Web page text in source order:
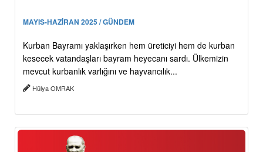
MAYIS-HAZİRAN 2025 / GÜNDEM
Kurban Bayramı yaklaşırken hem üreticiyi hem de kurban
kesecek vatandaşları bayram heyecanı sardı. Ülkemizin
mevcut kurbanlık varlığını ve hayvancılık...
Hülya OMRAK